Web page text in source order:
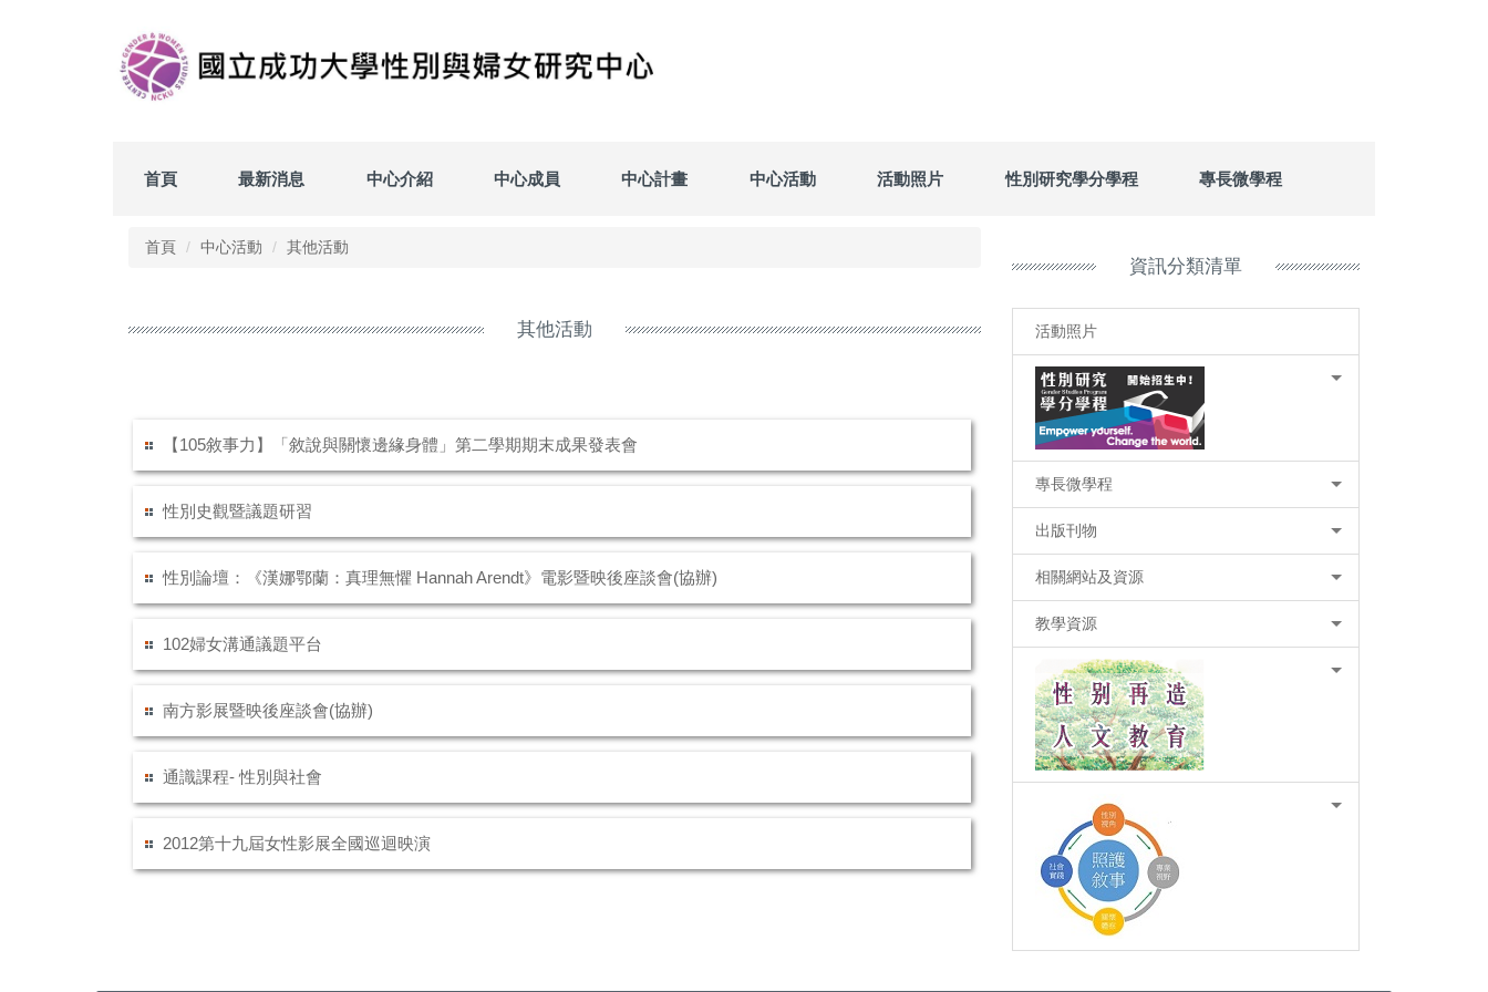
首頁 最新消息 中心介紹 中心成員 中心計畫 中心活動 活動照片 性別研究學分學程 專長微學程
首頁 中心活動 其他活動
其他活動
【105敘事力】「敘說與關懷邊緣身體」第二學期期末成果發表會
性別史觀暨議題研習
性別論壇：《漢娜鄂蘭：真理無懼 Hannah Arendt》電影暨映後座談會(協辦)
102婦女溝通議題平台
南方影展暨映後座談會(協辦)
通識課程- 性別與社會
2012第十九屆女性影展全國巡迴映演
資訊分類清單
活動照片
專長微學程
出版刊物
相關網站及資源
教學資源